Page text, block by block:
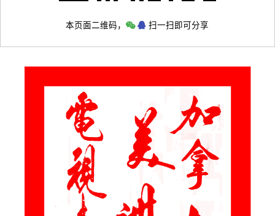
本页面二维码， 扫一扫即可分享